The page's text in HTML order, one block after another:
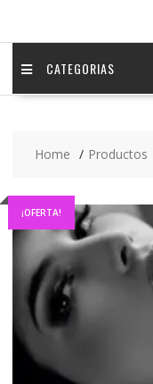
CATEGORIAS
Home Productos
¡OFERTA!